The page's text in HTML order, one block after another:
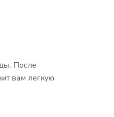
После
вам легкую